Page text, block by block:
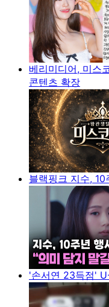
베리미디어, 미스
콘텐츠 확장
블랙핑크 지수, 10
'손서연 23득점'